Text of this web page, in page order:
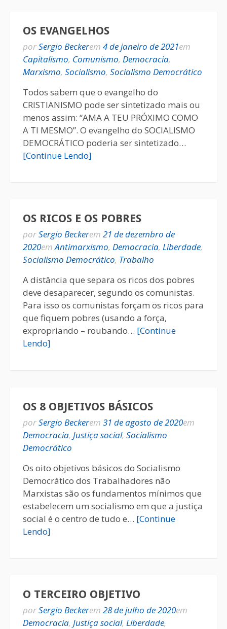
OS EVANGELHOS
porSergio Beckerem 4 de janeiro de 2021em
Capitalismo, Comunismo, Democracia,
Marxismo, Socialismo, Socialismo Democrático
Todos sabem que o evangelho do
CRISTIANISMO pode ser sintetizado mais ou
menos assim: “AMA A TEU PRÓXIMO COMO
A TI MESMO”. O evangelho do SOCIALISMO
DEMOCRÁTICO poderia ser sintetizado…
[Continue Lendo]
OS RICOS E OS POBRES
porSergio Beckerem 21 de dezembro de
2020emAntimarxismo, Democracia, Liberdade,
Socialismo Democrático, Trabalho
A distância que separa os ricos dos pobres
deve desaparecer, segundo os comunistas.
Para isso os comunistas forçam os ricos para
que fiquem pobres (usando a força,
expropriando – roubando… [Continue
Lendo]
OS 8 OBJETIVOS BÁSICOS
porSergio Beckerem 31 de agosto de 2020em
Democracia, Justiça social, Socialismo
Democrático
Os oito objetivos básicos do Socialismo
Democrático dos Trabalhadores não
Marxistas são os fundamentos mínimos que
estabelecem um socialismo em que a justiça
social é o centro de tudo e… [Continue
Lendo]
O TERCEIRO OBJETIVO
porSergio Beckerem 28 de julho de 2020em
Democracia, Justiça social, Liberdade,